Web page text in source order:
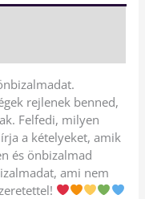
rejlenek benned,
Felfedi, milyen
a kételyeket, amik
és önbizalmad
ami nem